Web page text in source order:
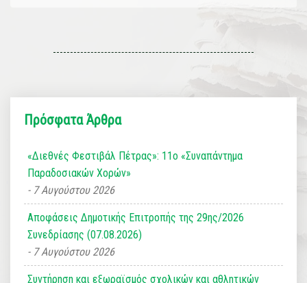
Πρόσφατα Άρθρα
«Διεθνές Φεστιβάλ Πέτρας»: 11ο «Συναπάντημα
Παραδοσιακών Χορών»
7 Αυγούστου 2026
Αποφάσεις Δημοτικής Επιτροπής της 29ης/2026
Συνεδρίασης (07.08.2026)
7 Αυγούστου 2026
Συντήρηση και εξωραϊσμός σχολικών και αθλητικών